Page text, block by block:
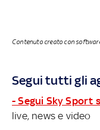
Contenuto creato con
Segui tutti gli
- Segui Sky Sport
live, news e video